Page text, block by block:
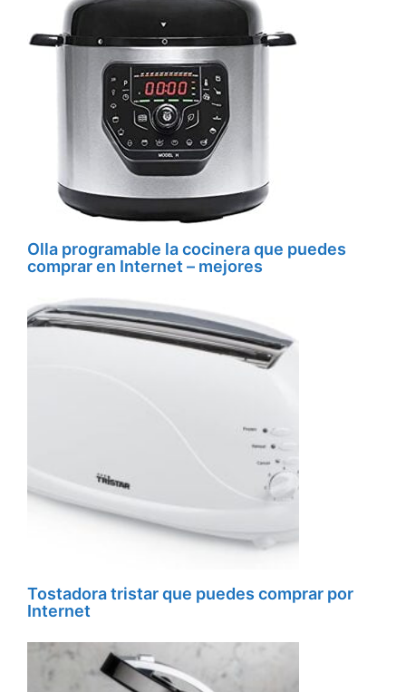
Olla programable la cocinera que puedes
comprar en Internet – mejores
Tostadora tristar que puedes comprar por
Internet